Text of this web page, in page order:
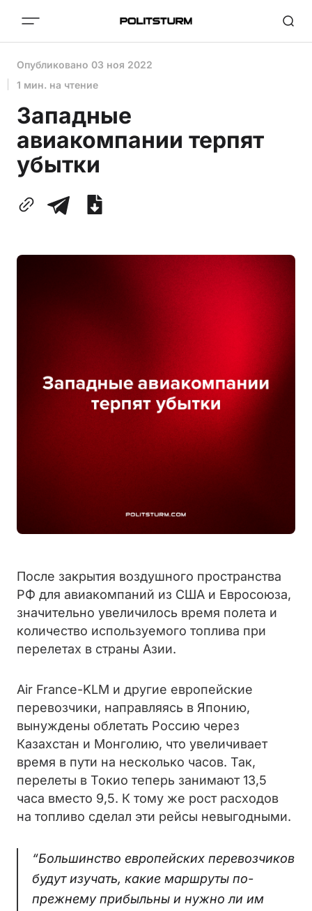
Опубликовано 03 ноя 2022
1 мин. на чтение
Западные
авиакомпании терпят
убытки
После закрытия воздушного пространства
РФ для авиакомпаний из США и Евросоюза,
значительно увеличилось время полета и
количество используемого топлива при
перелетах в страны Азии.
Air France-KLM и другие европейские
перевозчики, направляясь в Японию,
вынуждены облетать Россию через
Казахстан и Монголию, что увеличивает
время в пути на несколько часов. Так,
перелеты в Токио теперь занимают 13,5
часа вместо 9,5. К тому же рост расходов
на топливо сделал эти рейсы невыгодными.
“Большинство европейских перевозчиков
будут изучать, какие маршруты по-
прежнему прибыльны и нужно ли им